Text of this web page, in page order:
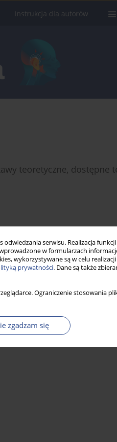
serwisu. Realizacja
w formularzach
wykorzystywane są w celu
prywatności. Dane są także
Ograniczenie stosowania
zgadzam się
Instrukcja dla autorów
teoretyczne, dostępne